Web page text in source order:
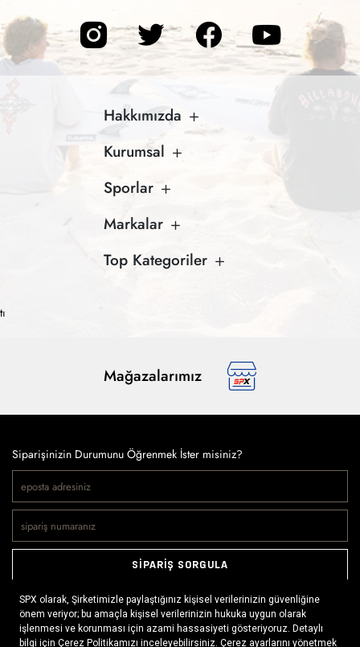
Hakkımızda
Kurumsal
Sporlar
Markalar
Top Kategoriler
Mağazalarımız
Siparişinizin Durumunu Öğrenmek İster misiniz?
SİPARİŞ SORGULA
Doğaya ve spora tutkuyla bağlı olanların markası SPX, çeşitli
kategorilerde sunduğu spor giyim ürünleri, outdoor ayakkabılar,